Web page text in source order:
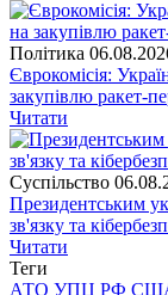
Полiтика
Єврокомісія:
закупівлю ракет-
Читати
Суспiльство
Президентським
зв'язку та
Читати
Теги
АТО УПЦ РФ